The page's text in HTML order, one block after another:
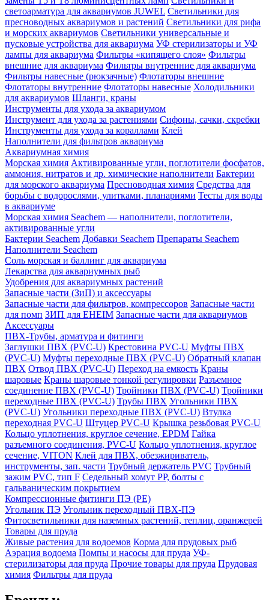
светоарматура для аквариумов JUWEL Светильники для
пресноводных аквариумов и растений Светильники для рифа
и морских аквариумов Светильники универсальные и
пусковые устройства для аквариума УФ стерилизаторы и УФ
лампы для аквариума Фильтры «кипящего слоя» Фильтры
внешние для аквариума Фильтры внутренние для аквариума
Фильтры навесные (рюкзачные) Флотаторы внешние
Флотаторы внутренние Флотаторы навесные Холодильники
для аквариумов Шланги, краны
Инструменты для ухода за аквариумом
Инструмент для ухода за растениями Сифоны, сачки, скребки
Инструменты для ухода за кораллами Клей
Наполнители для фильтров аквариума
Аквариумная химия
Морская химия Активированные угли, поглотители фосфатов,
аммония, нитратов и др. химические наполнители Бактерии
для морского аквариума Пресноводная химия Средства для
борьбы с водорослями, улитками, планариями Тесты для воды
в аквариуме
Морская химия Seachem — наполнители, поглотители,
активированные угли
Бактерии Seachem Добавки Seachem Препараты Seachem
Наполнители Seachem
Соль морская и баллинг для аквариума
Лекарства для аквариумных рыб
Удобрения для аквариумных растений
Запасные части (ЗиП) и аксессуары
Запасные части для фильтров, компрессоров Запасные части
для помп ЗИП для EHEIM Запасные части для аквариумов
Аксессуары
ПВХ-Трубы, арматура и фитинги
Заглушки ПВХ (PVC-U) Крестовина PVC-U Муфты ПВХ
(PVC-U) Муфты переходные ПВХ (PVC-U) Обратный клапан
ПВХ Отвод ПВХ (PVC-U) Переход на емкость Краны
шаровые Краны шаровые тонкой регулировки Разъемное
соединение ПВХ (PVC-U) Тройники ПВХ (PVC-U) Тройники
переходные ПВХ (PVC-U) Трубы ПВХ Угольники ПВХ
(PVC-U) Угольники переходные ПВХ (PVC-U) Втулка
переходная PVC-U Штуцер PVC-U Крышка резьбовая PVC-U
Кольцо уплотнения, круглое сечение, EPDM Гайка
разъемного соединения, PVC-U Кольцо уплотнения, круглое
сечение, VITON Клей для ПВХ, обезжириватель,
инструменты, зап. части Трубный держатель PVC Трубный
зажим PVC, тип F Седельный хомут PP, болты с
гальваническим покрытием
Компрессионные фитинги ПЭ (PE)
Угольник ПЭ Угольник переходный ПВХ-ПЭ
Фитосветильники для наземных растений, теплиц, оранжерей
Товары для пруда
Живые растения для водоемов Корма для прудовых рыб
Аэрация водоема Помпы и насосы для пруда УФ-
стерилизаторы для пруда Прочие товары для пруда Прудовая
химия Фильтры для пруда